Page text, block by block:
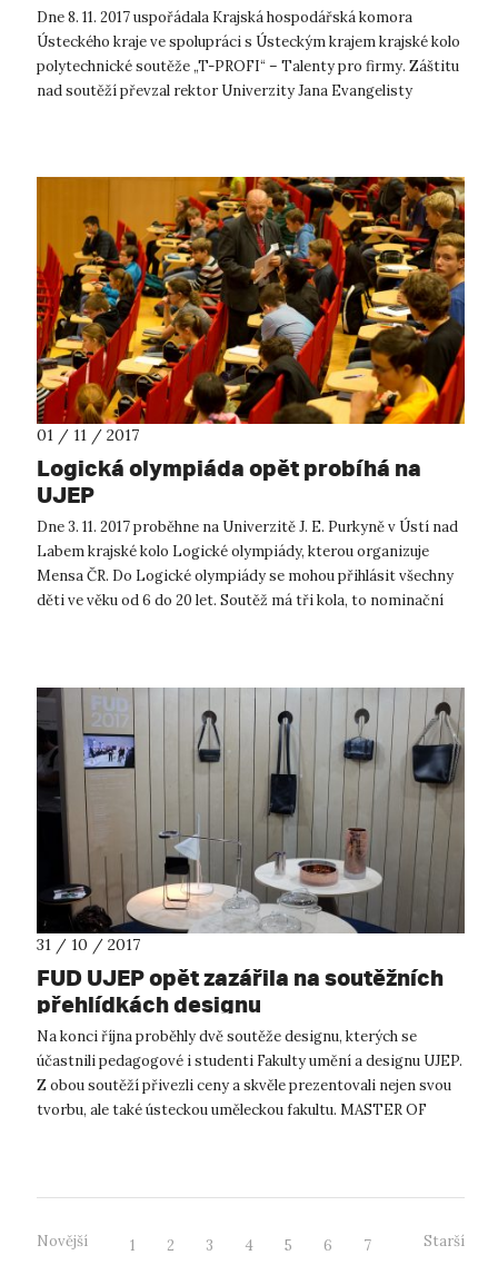
Dne 8. 11. 2017 uspořádala Krajská hospodářská komora
Ústeckého kraje ve spolupráci s Ústeckým krajem krajské kolo
polytechnické soutěže „T-PROFI“ – Talenty pro firmy. Záštitu
nad soutěží převzal rektor Univerzity Jana Evangelisty
01 / 11 / 2017
Logická olympiáda opět probíhá na
UJEP
Dne 3. 11. 2017 proběhne na Univerzitě J. E. Purkyně v Ústí nad
Labem krajské kolo Logické olympiády, kterou organizuje
Mensa ČR. Do Logické olympiády se mohou přihlásit všechny
děti ve věku od 6 do 20 let. Soutěž má tři kola, to nominační
31 / 10 / 2017
FUD UJEP opět zazářila na soutěžních
přehlídkách designu
Na konci října proběhly dvě soutěže designu, kterých se
účastnili pedagogové i studenti Fakulty umění a designu UJEP.
Z obou soutěží přivezli ceny a skvěle prezentovali nejen svou
tvorbu, ale také ústeckou uměleckou fakultu. MASTER OF
Novější 1 2 3 4 5 6 7 Starší